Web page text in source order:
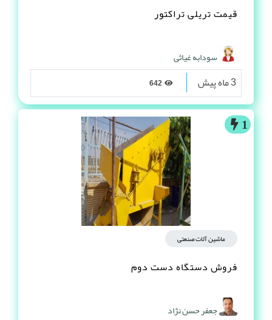
قیمت تریلی تراکتور
سودابه غیاثی
3 ماه پیش
1
ماشین آلات صنعتی
فروش دستگاه دست دوم
جعفر حسن نژاد